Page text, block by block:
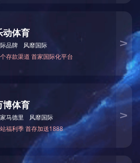
增值税一般纳税人申请认定表！